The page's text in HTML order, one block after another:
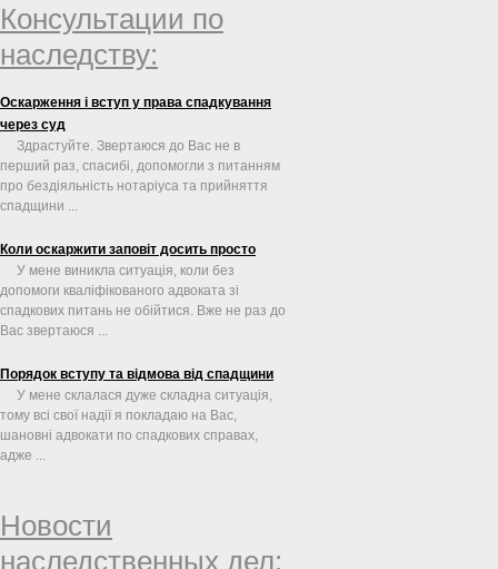
Консультации по
наследству:
Оскарження і вступ у права спадкування
через суд
Здрастуйте. Звертаюся до Вас не в
перший раз, спасибі, допомогли з питанням
про бездіяльність нотаріуса та прийняття
спадщини ...
Коли оскаржити заповіт досить просто
У мене виникла ситуація, коли без
допомоги кваліфікованого адвоката зі
спадкових питань не обійтися. Вже не раз до
Вас звертаюся ...
Порядок вступу та відмова від спадщини
У мене склалася дуже складна ситуація,
тому всі свої надії я покладаю на Вас,
шановні адвокати по спадкових справах,
адже ...
Новости
наследственных дел: